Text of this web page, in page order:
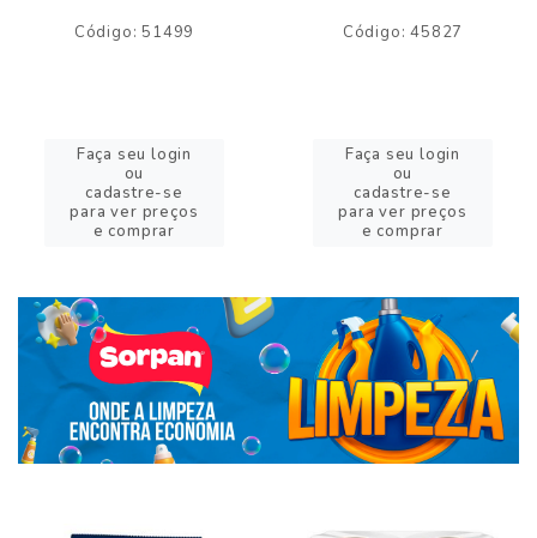
Código: 51499
Faça seu login
ou
cadastre-se
para ver preços
e comprar
Código: 45827
Faça seu login
ou
cadastre-se
para ver preços
e comprar